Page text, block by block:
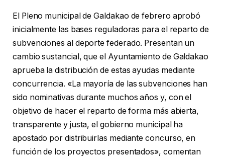
El Pleno municipal de Galdakao de febrero aprobó
inicialmente las bases reguladoras para el reparto de
subvenciones al deporte federado. Presentan un
cambio sustancial, que el Ayuntamiento de Galdakao
aprueba la distribución de estas ayudas mediante
concurrencia. «La mayoría de las subvenciones han
sido nominativas durante muchos años y, con el
objetivo de hacer el reparto de forma más abierta,
transparente y justa, el gobierno municipal ha
apostado por distribuirlas mediante concurso, en
función de los proyectos presentados», comentan